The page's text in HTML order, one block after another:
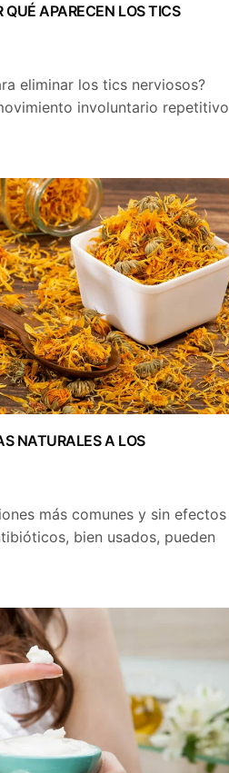
QUÉ APARECEN LOS TICS
eliminar los tics nerviosos?
involuntario repetitivo
NATURALES A LOS
más comunes y sin efectos
bien usados, pueden